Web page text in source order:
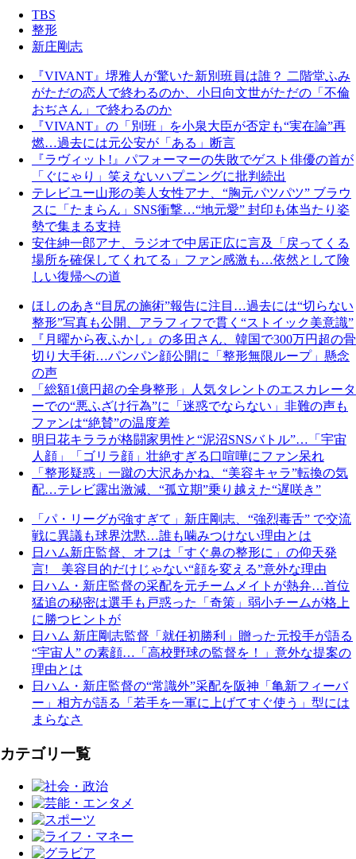
TBS
整形
新庄剛志
『VIVANT』堺雅人が驚いた新別班員は誰？ 二階堂ふみ
がただの恋人で終わるのか、小日向文世がただの「不倫
おぢさん」で終わるのか
『VIVANT』の「別班」を小泉大臣が否定も“実在論”再
燃…過去には元公安が「ある」断言
『ラヴィット!』パフォーマーの失敗でゲスト俳優の首が
「ぐにゃり」笑えないハプニングに批判続出
テレビユー山形の美人女性アナ、“胸元パツパツ” ブラウ
スに「たまらん」SNS衝撃…“地元愛” 封印も体当たり姿
勢で集まる支持
安住紳一郎アナ、ラジオで中居正広に言及「戻ってくる
場所を確保してくれてる」ファン感激も…依然として険
しい復帰への道
ほしのあき“目尻の施術”報告に注目…過去には“切らない
整形”写真も公開、アラフィフで貫く“ストイック美意識”
『月曜から夜ふかし』の多田さん、韓国で300万円超の骨
切り大手術…パンパン顔公開に「整形無限ループ」懸念
の声
「総額1億円超の全身整形」人気タレントのエスカレータ
ーでの“悪ふざけ行為”に「迷惑でならない」非難の声も
ファンは“絶賛”の温度差
明日花キララが格闘家男性と“泥沼SNSバトル”…「宇宙
人顔」「ゴリラ顔」壮絶すぎる口喧嘩にファン呆れ
「整形疑惑」一蹴の大沢あかね、“美容キャラ”転換の気
配…テレビ露出激減、“孤立期”乗り越えた“遅咲き”
「パ・リーグが強すぎて」新庄剛志、“強烈毒舌” で交流
戦に異議も球界沈黙…誰も噛みつけない理由とは
日ハム新庄監督、オフは「すぐ鼻の整形に」の仰天発
言! 美容目的だけじゃない“顔を変える”意外な理由
日ハム・新庄監督の采配を元チームメイトが熱弁…首位
猛追の秘密は選手も戸惑った「奇策」弱小チームが格上
に勝つヒントが
日ハム 新庄剛志監督「就任初勝利」贈った元投手が語る
“宇宙人” の素顔…「高校野球の監督を！」意外な提案の
理由とは
日ハム・新庄監督の“常識外”采配を阪神「亀新フィーバ
ー」相方が語る「若手を一軍に上げてすぐ使う」型には
まらなさ
カテゴリ一覧